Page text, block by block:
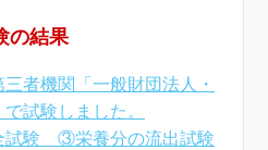
の結果
者機関「一般財団法人・
試験しました。
験 ③栄養分の流出試験